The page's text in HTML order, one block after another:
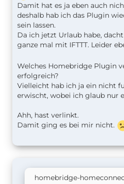
Damit hat es ja eben auch
deshalb hab ich das Plugin
sein lassen.
Da ich jetzt Urlaub habe,
ganze mal mit IFTTT. Leider
Welches Homebridge Plugin
erfolgreich?
Vielleicht hab ich ja ein nicht
erwischt, wobei ich glaub nur
Ahh, hast verlinkt.
Damit ging es bei mir nicht.
homebridge-